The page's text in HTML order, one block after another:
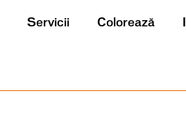
Servicii Colorează